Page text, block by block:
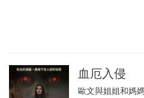
血厄入侵
歐文與姐姐和媽